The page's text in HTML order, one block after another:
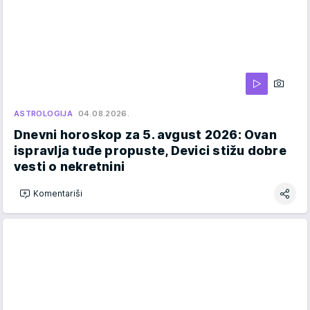
ASTROLOGIJA 04.08.2026.
Dnevni horoskop za 5. avgust 2026: Ovan
ispravlja tuđe propuste, Devici stižu dobre
vesti o nekretnini
Komentariši